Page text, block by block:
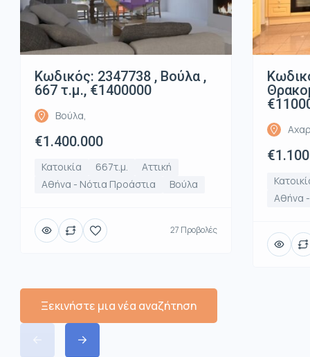
Κωδικός: 2347738 , Βούλα ,
667 τ.μ., €1400000
Βούλα,
€1.400.000
Κατοικία 667τ.μ.
Αττική
Αθήνα - Νότια Προάστια
Βούλα
27 Προβολές
Αθήνα
Ξεκινήστε μια νέα αναζήτηση